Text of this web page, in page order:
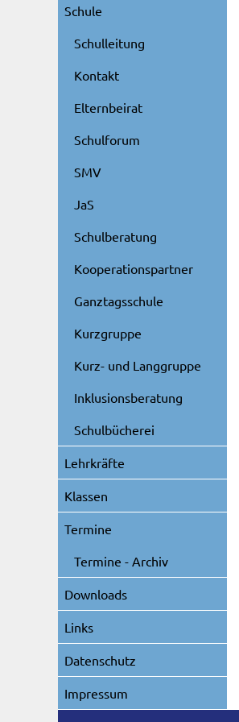
Schule
Schulleitung
Kontakt
Elternbeirat
Schulforum
SMV
JaS
Schulberatung
Kooperationspartner
Ganztagsschule
Kurzgruppe
Kurz- und Langgruppe
Inklusionsberatung
Schulbücherei
Lehrkräfte
Klassen
Termine
Termine - Archiv
Downloads
Links
Datenschutz
Impressum